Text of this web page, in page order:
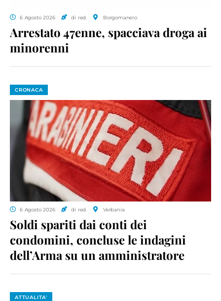
6 Agosto 2026 di red. Borgomanero
Arrestato 47enne, spacciava droga ai
minorenni
CRONACA
6 Agosto 2026 di red. Verbania
Soldi spariti dai conti dei
condomini, concluse le indagini
dell’Arma su un amministratore
ATTUALITA'